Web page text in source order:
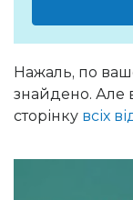
Нажаль, по
знайдено. Але
сторінку всіх